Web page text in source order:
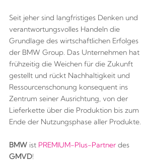
Seit jeher sind langfristiges Denken und
verantwortungsvolles Handeln die
Grundlage des wirtschaftlichen Erfolges
der BMW Group. Das Unternehmen hat
frühzeitig die Weichen für die Zukunft
gestellt und rückt Nachhaltigkeit und
Ressourcenschonung konsequent ins
Zentrum seiner Ausrichtung, von der
Lieferkette über die Produktion bis zum
Ende der Nutzungsphase aller Produkte.
BMW ist PREMIUM-Plus-Partnerdes
GMVD!